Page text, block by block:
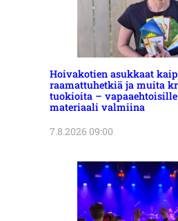
Hoivakotien asukkaat
raamattuhetkiä ja muita
tuokioita –
materiaali valmiina
7.8.2026 09:00